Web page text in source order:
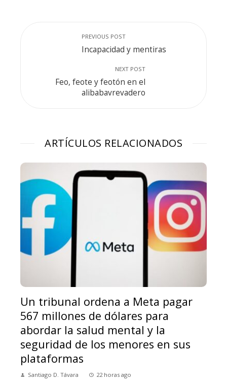
PREVIOUS POST
Incapacidad y mentiras
NEXT POST
Feo, feote y feotón en el
alibabavrevadero
ARTÍCULOS RELACIONADOS
Un tribunal ordena a Meta pagar
567 millones de dólares para
abordar la salud mental y la
seguridad de los menores en sus
plataformas
Santiago D. Távara 22 horas ago